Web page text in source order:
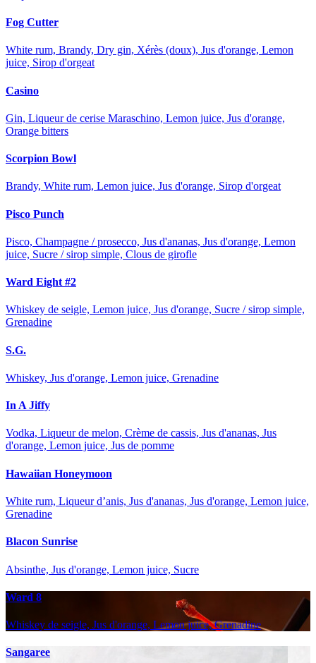
Fog Cutter
White rum, Brandy, Dry gin, Xérès (doux), Jus d'orange, Lemon
juice, Sirop d'orgeat
Casino
Gin, Liqueur de cerise Maraschino, Lemon juice, Jus d'orange,
Orange bitters
Scorpion Bowl
Brandy, White rum, Lemon juice, Jus d'orange, Sirop d'orgeat
Pisco Punch
Pisco, Champagne / prosecco, Jus d'ananas, Jus d'orange, Lemon
juice, Sucre / sirop simple, Clous de girofle
Ward Eight #2
Whiskey de seigle, Lemon juice, Jus d'orange, Sucre / sirop simple,
Grenadine
S.G.
Whiskey, Jus d'orange, Lemon juice, Grenadine
In A Jiffy
Vodka, Liqueur de melon, Crème de cassis, Jus d'ananas, Jus
d'orange, Lemon juice, Jus de pomme
Hawaiian Honeymoon
White rum, Liqueur d’anis, Jus d'ananas, Jus d'orange, Lemon juice,
Grenadine
Blacon Sunrise
Absinthe, Jus d'orange, Lemon juice, Sucre
Ward 8
Whiskey de seigle, Jus d'orange, Lemon juice, Grenadine
Sangaree